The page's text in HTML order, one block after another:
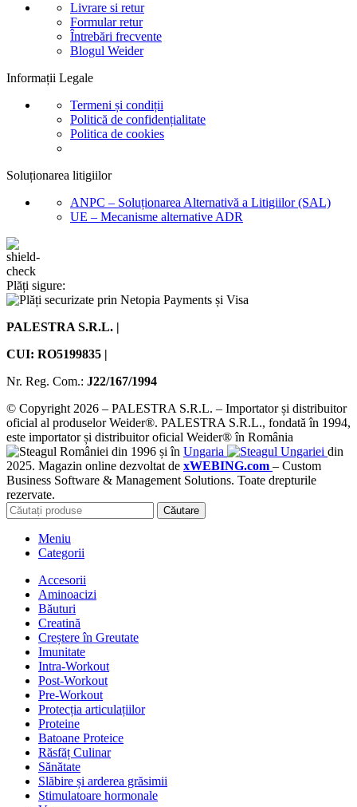
Livrare si retur
Formular retur
Întrebări frecvente
Blogul Weider
Informații Legale
Termeni și condiții
Politică de confidențialitate
Politica de cookies
Soluționarea litigiilor
ANPC – Soluționarea Alternativă a Litigiilor (SAL)
UE – Mecanisme alternative ADR
Plăți sigure:
PALESTRA S.R.L. |
CUI: RO5199835 |
Nr. Reg. Com.: J22/167/1994
© Copyright 2026 – PALESTRA S.R.L. – Importator și distribuitor
oficial al produselor Weider®. PALESTRA S.R.L., fondată în 1994,
este importator și distribuitor oficial Weider® în România
din 1996 și în Ungaria
din
2025. Magazin online dezvoltat de xWEBING.com – Custom
Business Software & Management Solutions. Toate drepturile
rezervate.
Căutare
Meniu
Categorii
Accesorii
Aminoacizi
Băuturi
Creatină
Creștere în Greutate
Imunitate
Intra-Workout
Post-Workout
Pre-Workout
Protecția articulațiilor
Proteine
Batoane Proteice
Răsfăț Culinar
Sănătate
Slăbire și arderea grăsimii
Stimulatoare hormonale